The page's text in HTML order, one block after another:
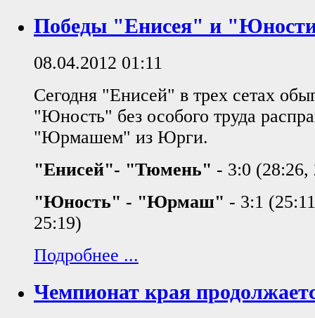
Победы "Енисея" и
08.04.2012 01:11
Сегодня "Енисей" в трех сетах
"Юность" без особого труда
"Юрмашем" из Юрги.
"Енисей"- "Тюмень" - 3:0 (28:26,
"Юность" - "Юрмаш" - 3:1
25:19)
Подробнее ...
Чемпионат края